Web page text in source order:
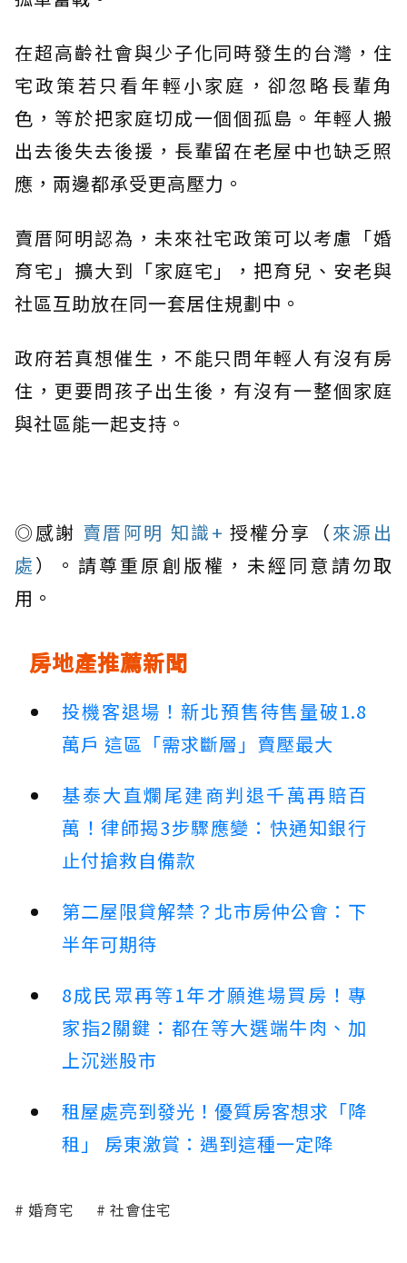
在超高齡社會與少子化同時發生的台灣，住
宅政策若只看年輕小家庭，卻忽略長輩角
色，等於把家庭切成一個個孤島。年輕人搬
出去後失去後援，長輩留在老屋中也缺乏照
應，兩邊都承受更高壓力。
賣厝阿明認為，未來社宅政策可以考慮「婚
育宅」擴大到「家庭宅」，把育兒、安老與
社區互助放在同一套居住規劃中。
政府若真想催生，不能只問年輕人有沒有房
住，更要問孩子出生後，有沒有一整個家庭
與社區能一起支持。
◎感謝 賣厝阿明 知識+ 授權分享（來源出
處）。請尊重原創版權，未經同意請勿取
用。
房地產推薦新聞
投機客退場！新北預售待售量破1.8
萬戶 這區「需求斷層」賣壓最大
基泰大直爛尾建商判退千萬再賠百
萬！律師揭3步驟應變：快通知銀行
止付搶救自備款
第二屋限貸解禁？北市房仲公會：下
半年可期待
8成民眾再等1年才願進場買房！專
家指2關鍵：都在等大選端牛肉、加
上沉迷股市
租屋處亮到發光！優質房客想求「降
租」 房東激賞：遇到這種一定降
婚育宅 社會住宅